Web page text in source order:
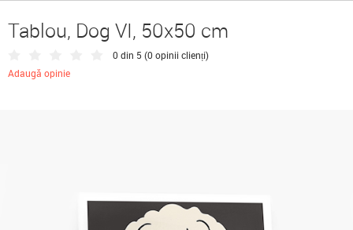
Tablou, Dog VI, 50x50 cm
0 din 5 (0 opinii clienți)
Adaugă opinie